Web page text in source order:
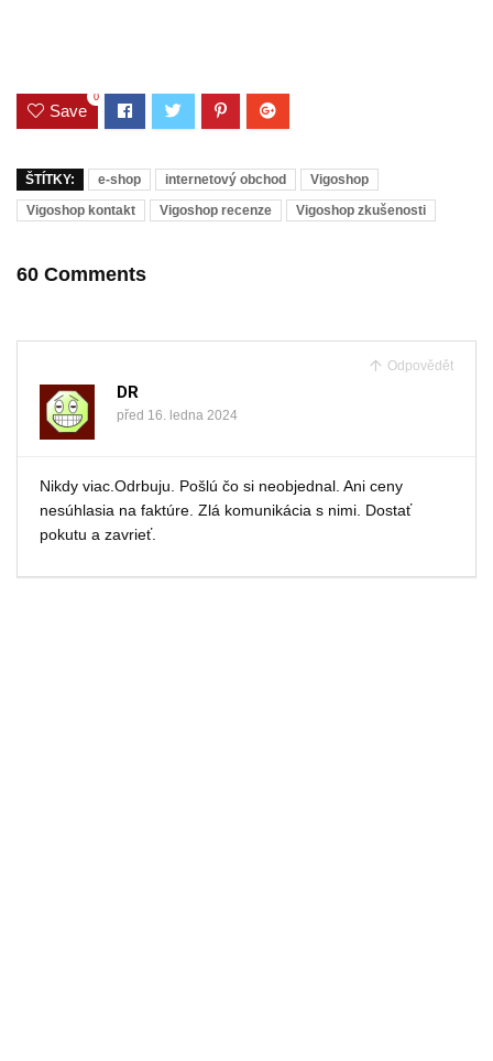
Save
0
ŠTÍTKY: e-shop internetový obchod
Vigoshop
Vigoshop kontakt
Vigoshop recenze Vigoshop zkušenosti
60 Comments
Odpovědět
DR
před 16. ledna 2024
Nikdy viac.Odrbuju. Pošlú čo si neobjednal. Ani ceny
nesúhlasia na faktúre. Zlá komunikácia s nimi. Dostať
pokutu a zavrieť.